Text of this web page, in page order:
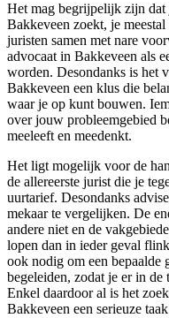
Het mag begrijpelijk zijn dat
Bakkeveen zoekt, je
juristen samen met nare
advocaat in Bakkeveen als
worden. Desondanks is het
Bakkeveen een klus die
waar je op kunt bouwen.
over jouw probleemgebied
meeleeft en meedenkt.
Het ligt mogelijk voor de
de allereerste jurist die je
uurtarief. Desondanks
mekaar te vergelijken. De
andere niet en de
lopen dan in ieder geval
ook nodig om een bepaalde
begeleiden, zodat je er in
Enkel daardoor al is het
Bakkeveen een serieuze